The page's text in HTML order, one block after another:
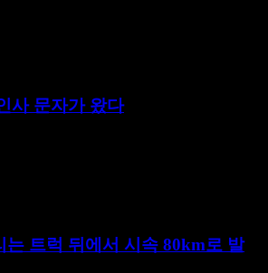
사 문자가 왔다
는 트럭 뒤에서 시속 80km로 발